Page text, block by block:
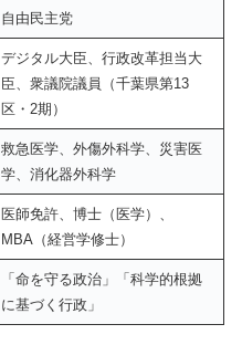
自由民主党
デジタル大臣、行政改革担当大
臣、衆議院議員（千葉県第13
区・2期）
救急医学、外傷外科学、災害医
学、消化器外科学
医師免許、博士（医学）、
MBA（経営学修士）
「命を守る政治」「科学的根拠
に基づく行政」